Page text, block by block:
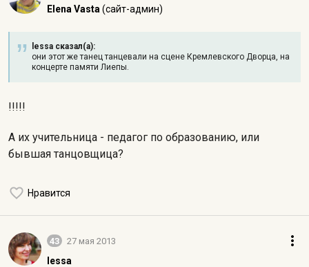
Elena Vasta (сайт-админ)
lessa сказал(а):
они этот же танец танцевали на сцене Кремлевского Дворца, на
концерте памяти Лиепы.
!!!!!
А их учительница - педагог по образованию, или
бывшая танцовщица?
Нравится
43 27 мая 2013
lessa